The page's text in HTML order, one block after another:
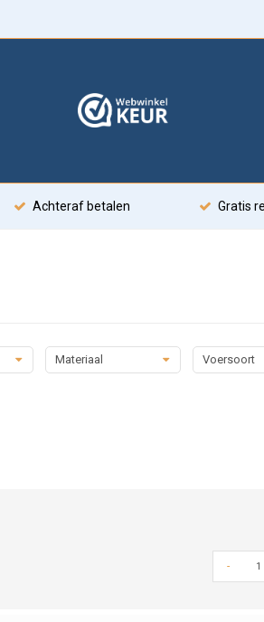
Achteraf betalen Gratis
Materiaal Voersoort
-